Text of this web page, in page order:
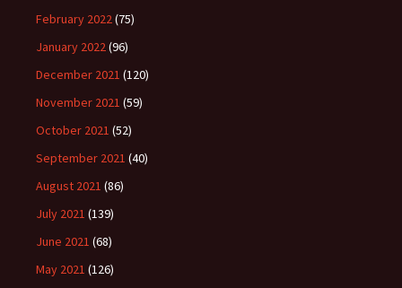
February 2022(75)
January 2022(96)
December 2021 (120)
November 2021 (59)
October 2021 (52)
September 2021 (40)
August 2021 (86)
July 2021 (139)
June 2021 (68)
May 2021 (126)